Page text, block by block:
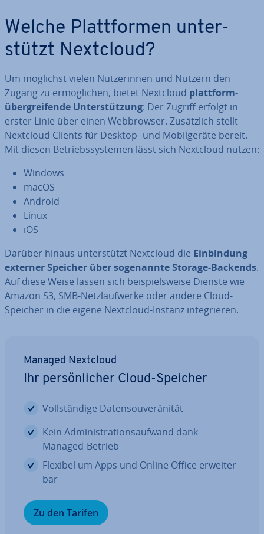
Welche Platt­for­men un­ter­
stützt Nextcloud?
Um möglichst vielen Nut­ze­rin­nen und Nutzern den
Zugang zu er­mög­li­chen, bietet Nextcloud platt­form­
über­grei­fen­de Un­ter­stüt­zung: Der Zugriff erfolgt in
erster Linie über einen Web­brow­ser. Zu­sätz­lich stellt
Nextcloud Clients für Desktop- und Mo­bil­ge­rä­te bereit.
Mit diesen Be­triebs­sys­te­men lässt sich Nextcloud nutzen:
Windows
macOS
Android
Linux
iOS
Darüber hinaus un­ter­stützt Nextcloud die Ein­bin­dung
externer Speicher über so­ge­nann­te Storage-Backends.
Auf diese Weise lassen sich bei­spiels­wei­se Dienste wie
Amazon S3, SMB-Netz­lauf­wer­ke oder andere Cloud-
Speicher in die eigene Nextcloud-Instanz in­te­grie­ren.
Managed Nextcloud
Ihr per­sön­li­cher Cloud-Speicher
Voll­stän­di­ge Da­ten­sou­ve­rä­ni­tät
Kein Ad­mi­nis­tra­ti­ons­auf­wand dank
Managed-Betrieb
Flexibel um Apps und Online Office er­wei­ter­
bar
Zu den Tarifen